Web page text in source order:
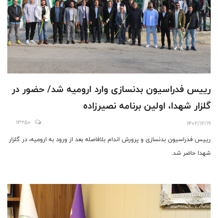
رییس فدراسیون بدنسازی وارد اروميه شد/ حضور در
گلزار شهدا، اولين برنامه نصيرزاده
1402/12/19
13250
رييس فدراسیون بدنسازی و پرورش اندام بلافاصله بعد از ورود به ارومیه، در گلزار
شهدا حاضر شد.